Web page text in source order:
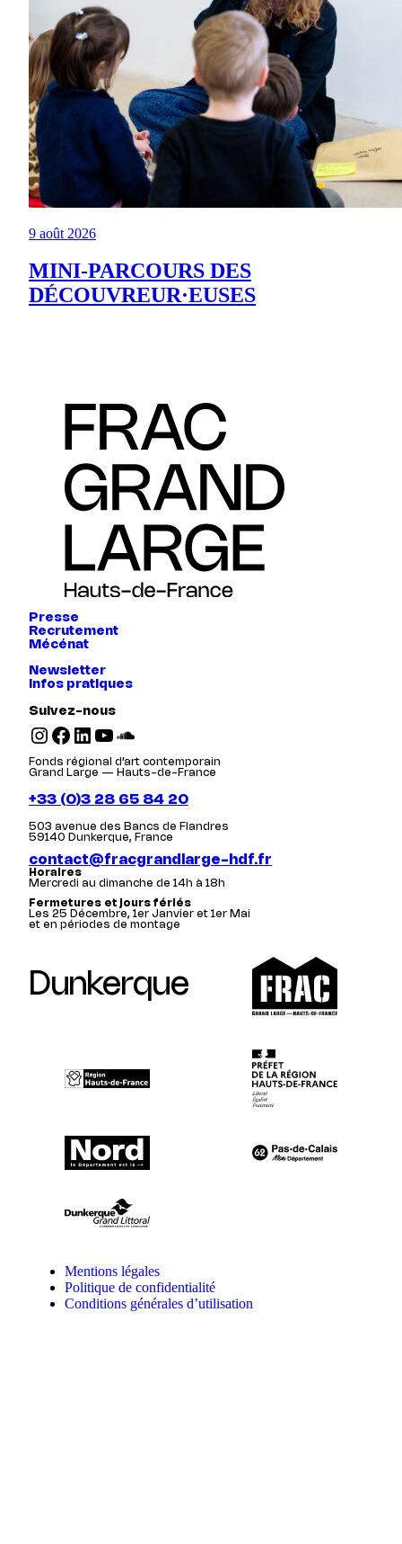
9 août 2026
MINI-PARCOURS DES
DÉCOUVREUR·EUSES
Presse
Recrutement
Mécénat
Newsletter
Infos pratiques
Suivez-nous
Instagram Facebook LinkedIn YouTube SoundCloud
Fonds régional d’art contemporain
Grand Large — Hauts-de-France
+33 (0)3 28 65 84 20
503 avenue des Bancs de Flandres
59140 Dunkerque, France
contact@fracgrandlarge-hdf.fr
Horaires
Mercredi au dimanche de 14h à 18h
Fermetures et jours fériés
Les 25 Décembre, 1er Janvier et 1er Mai
et en périodes de montage
Dunkerque
Mentions légales
Politique de confidentialité
Conditions générales d’utilisation